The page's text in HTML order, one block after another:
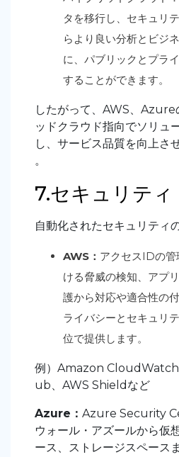
タを移行し、セキュリ
らより良い分析とビジ
に、パブリックとプラ
することができます。
したがって、AWS、Azure
ッドクラウド指向でソリュ
し、サービス品質を向上さ
。
7.セキュリティ
自動化されたセキュリティ
AWS： アクセスIDの管
ける脅威の検知、アプ
護から対応や適合性の
ライバシーとセキュリ
位で提供します。
例）Amazon
ub、AWS Shieldなど
Azure： Azure Security
ウォール・アズールから仮
ース、ストレージスペース